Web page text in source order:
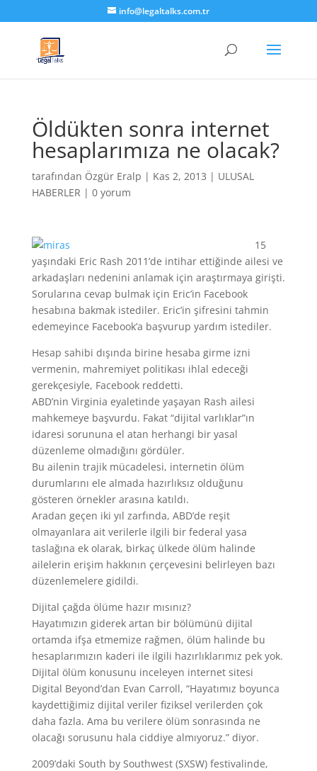
info@legaltalks.com.tr
Öldükten sonra internet
hesaplarımıza ne olacak?
tarafından Özgür Eralp | Kas 2, 2013 | ULUSAL
HABERLER | 0 yorum
15
yaşındaki Eric Rash 2011’de intihar ettiğinde ailesi ve
arkadaşları nedenini anlamak için araştırmaya girişti.
Sorularına cevap bulmak için Eric’in Facebook
hesabına bakmak istediler. Eric’in şifresini tahmin
edemeyince Facebook’a başvurup yardım istediler.
Hesap sahibi dışında birine hesaba girme izni
vermenin, mahremiyet politikası ihlal edeceği
gerekçesiyle, Facebook reddetti.
ABD’nin Virginia eyaletinde yaşayan Rash ailesi
mahkemeye başvurdu. Fakat “dijital varlıklar”ın
idaresi sorununa el atan herhangi bir yasal
düzenleme olmadığını gördüler.
Bu ailenin trajik mücadelesi, internetin ölüm
durumlarını ele almada hazırlıksız olduğunu
gösteren örnekler arasına katıldı.
Aradan geçen iki yıl zarfında, ABD’de reşit
olmayanlara ait verilerle ilgili bir federal yasa
taslağına ek olarak, birkaç ülkede ölüm halinde
ailelerin erişim hakkının çerçevesini belirleyen bazı
düzenlemelere gidildi.
Dijital çağda ölüme hazır mısınız?
Hayatımızın giderek artan bir bölümünü dijital
ortamda ifşa etmemize rağmen, ölüm halinde bu
hesaplarımızın kaderi ile ilgili hazırlıklarımız pek yok.
Dijital ölüm konusunu inceleyen internet sitesi
Digital Beyond’dan Evan Carroll, “Hayatımız boyunca
kaydettiğimiz dijital veriler fiziksel verilerden çok
daha fazla. Ama bu verilere ölüm sonrasında ne
olacağı sorusunu hala ciddiye almıyoruz.” diyor.
2009’daki South by Southwest (SXSW) festivalinde,